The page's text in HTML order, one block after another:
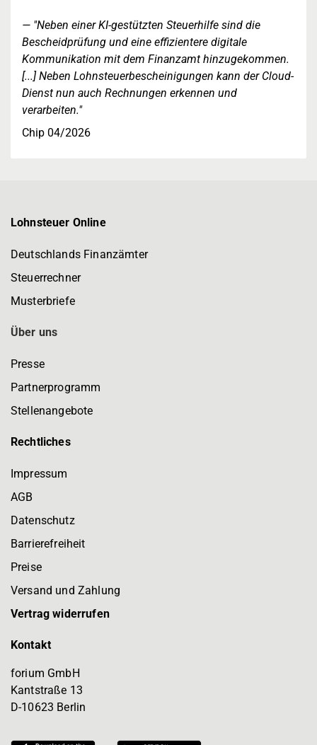
"Neben einer KI-gestützten Steuerhilfe sind die
Bescheidprüfung und eine effizientere digitale
Kommunikation mit dem Finanzamt hinzugekommen.
[...] Neben Lohnsteuerbescheinigungen kann der Cloud-
Dienst nun auch Rechnungen erkennen und
verarbeiten."
Chip 04/2026
Lohnsteuer Online
Deutschlands Finanzämter
Steuerrechner
Musterbriefe
Über uns
Presse
Partnerprogramm
Stellenangebote
Rechtliches
Impressum
AGB
Datenschutz
Barrierefreiheit
Preise
Versand und Zahlung
Vertrag widerrufen
Kontakt
forium GmbH
Kantstraße 13
D-10623 Berlin